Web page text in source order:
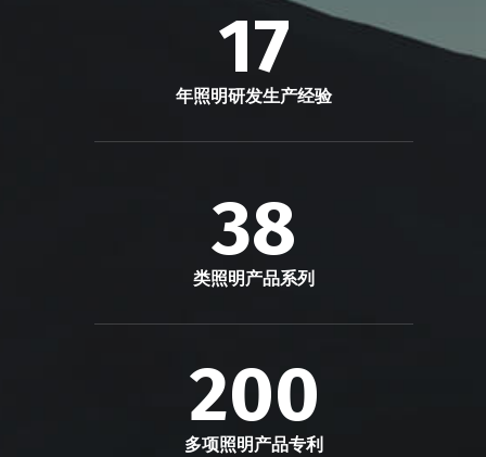
17
年照明研发生产经验
38
类照明产品系列
200
多项照明产品专利